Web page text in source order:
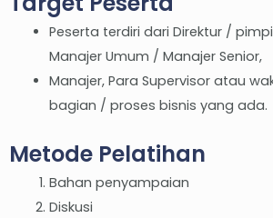
Peserta terdiri dari Direktur /
Manajer Umum / Manajer Senior,
Manajer, Para Supervisor atau
bagian / proses bisnis yang ada.
Metode Pelatihan
Bahan penyampaian
Diskusi